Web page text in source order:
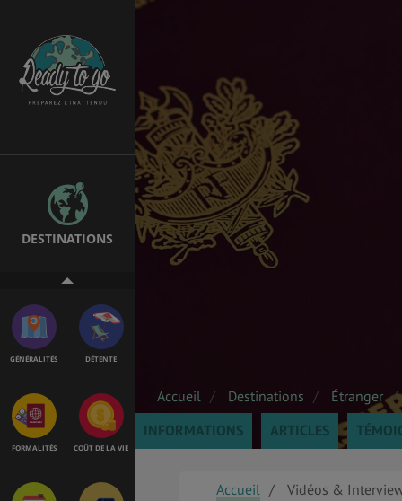
DESTINATIONS
EMPLOIS &
STAGES
BONS PLANS
GÉNÉRALITÉS DÉTENTE
FORMALITÉS COÛT DE LA VIE
Accueil Destinations Étranger
INFORMATIONS
ARTICLES
Accueil Vidéos &